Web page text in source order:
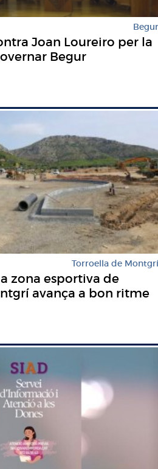
Begur
Joan Loureiro per la
Begur
Torroella de Montgrí
zona esportiva de
avança a bon ritme